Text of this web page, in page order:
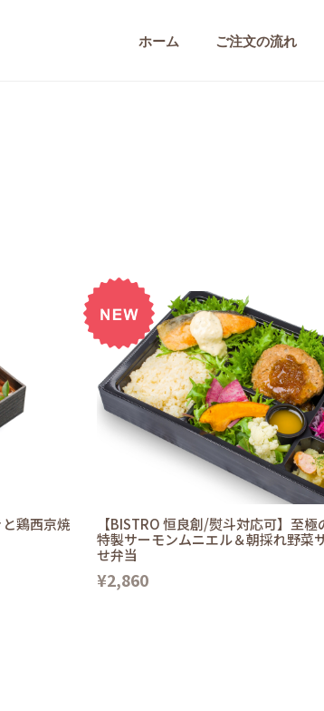
ホーム ご注文の流れ
鶏西京焼
【BISTRO 恒良創/熨斗対応可】至
特製サーモンムニエル＆朝採れ野菜
せ弁当
¥2,860